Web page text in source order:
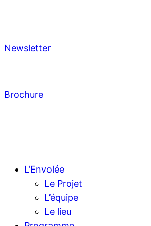
Newsletter
Brochure
L’Envolée
Le Projet
L’équipe
Le lieu